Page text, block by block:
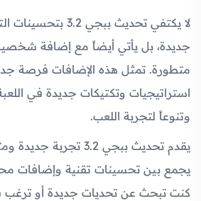
لا يكتفي تحديث ببجي
جديدة، بل يأتي أيضاً مع إضافة
متطورة. تمثل هذه الإضافات فرصة
استراتيجيات وتكتيكات جديدة في
وتنوعاً لتجربة اللعب.
يقدم تحديث ببجي 3.2
يجمع بين تحسينات تقنية وإضافات
كنت تبحث عن تحديات جديدة أو